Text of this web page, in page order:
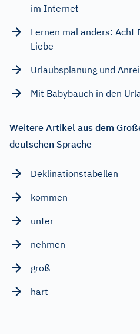
im Internet
Lernen mal anders: Acht
Liebe
Urlaubsplanung und
Mit Babybauch in den
Weitere Artikel aus dem
deutschen Sprache
Deklinationstabellen
kommen
unter
nehmen
groß
hart